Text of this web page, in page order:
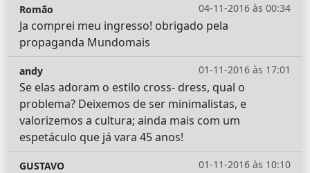
04-11-2016 às 00:34
Romão
Ja comprei meu ingresso! obrigado pela
propaganda Mundomais
01-11-2016 às 17:01
andy
Se elas adoram o estilo cross- dress, qual o
problema? Deixemos de ser minimalistas, e
valorizemos a cultura; ainda mais com um
espetáculo que já vara 45 anos!
01-11-2016 às 10:10
GUSTAVO